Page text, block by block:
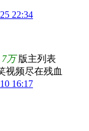
22:34
7万 版主列表
视频尽在残血
16:17